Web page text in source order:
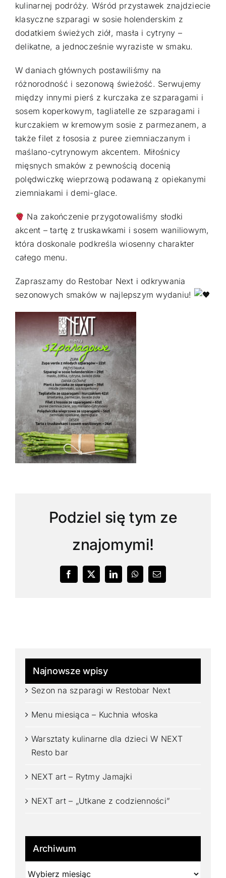
kulinarnej podróży. Wśród przystawek znajdziecie
klasyczne szparagi w sosie holenderskim z
dodatkiem świeżych ziół, masła i cytryny –
delikatne, a jednocześnie wyraziste w smaku.
W daniach głównych postawiliśmy na
różnorodność i sezonową świeżość. Serwujemy
między innymi pierś z kurczaka ze szparagami i
sosem koperkowym, tagliatelle ze szparagami i
kurczakiem w kremowym sosie z parmezanem, a
także filet z łososia z puree ziemniaczanym i
maślano-cytrynowym akcentem. Miłośnicy
mięsnych smaków z pewnością docenią
polędwiczkę wieprzową podawaną z opiekanymi
ziemniakami i demi-glace.
Na zakończenie przygotowaliśmy słodki
akcent – tartę z truskawkami i sosem waniliowym,
która doskonale podkreśla wiosenny charakter
całego menu.
Zapraszamy do Restobar Next i odkrywania
sezonowych smaków w najlepszym wydaniu!
Podziel się tym ze
znajomymi!
Facebook
X LinkedInWhatsApp
Email
Najnowsze wpisy
Sezon na szparagi w Restobar Next
Menu miesiąca – Kuchnia włoska
Warsztaty kulinarne dla dzieci W NEXT
Resto bar
NEXT art – Rytmy Jamajki
NEXT art – „Utkane z codzienności”
Archiwum